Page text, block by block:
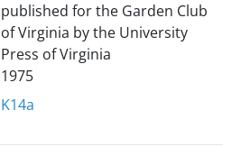
published for the Garden Club
of Virginia by the University
Press of Virginia
1975
K14a